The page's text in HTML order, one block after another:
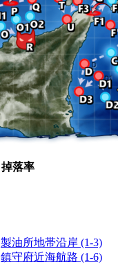
掉落率
製油所地帯沿岸 (1-3)
鎮守府近海航路 (1-6)